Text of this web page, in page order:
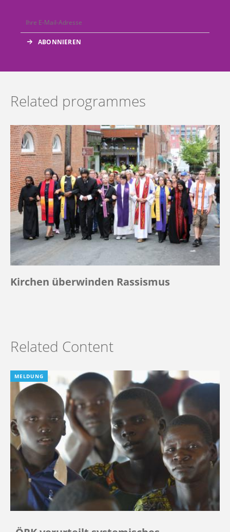
Related programmes
Kirchen überwinden Rassismus
Related Content
MELDUNG